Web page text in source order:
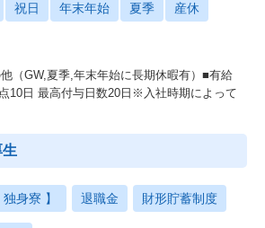
祝日 年末年始 夏季 産休
（GW,夏季,年末年始に長期休暇有）■有給
10日 最高付与日数20日※入社時期によって
身寮 】 退職金 財形貯蓄制度